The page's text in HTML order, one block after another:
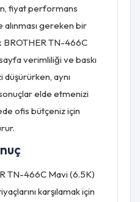
fiyat performans
alınması gereken bir
TN-466C
verimliliği ve baskı
aynı
elde etmenizi
ofis bütçeniz için
TN-466C Mavi (6.5K)
karşılamak için